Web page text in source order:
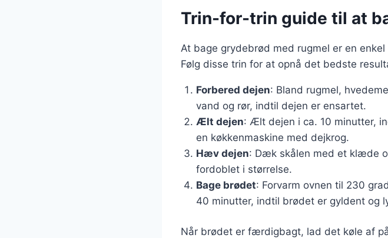
Trin-for-trin guide til at
At bage grydebrød med rugmel er en
Følg disse trin for at opnå det bedste
Forbered dejen: Bland rugmel,
vand og rør, indtil dejen er ensartet.
Ælt dejen: Ælt dejen i ca. 10 minutter,
en køkkenmaskine med dejkrog.
Hæv dejen: Dæk skålen med et klæde
fordoblet i størrelse.
Bage brødet: Forvarm ovnen til 230
40 minutter, indtil brødet er gyldent og
Når brødet er færdigbagt, lad det køle af